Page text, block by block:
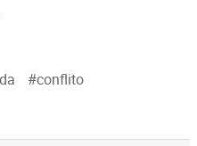
#conflito